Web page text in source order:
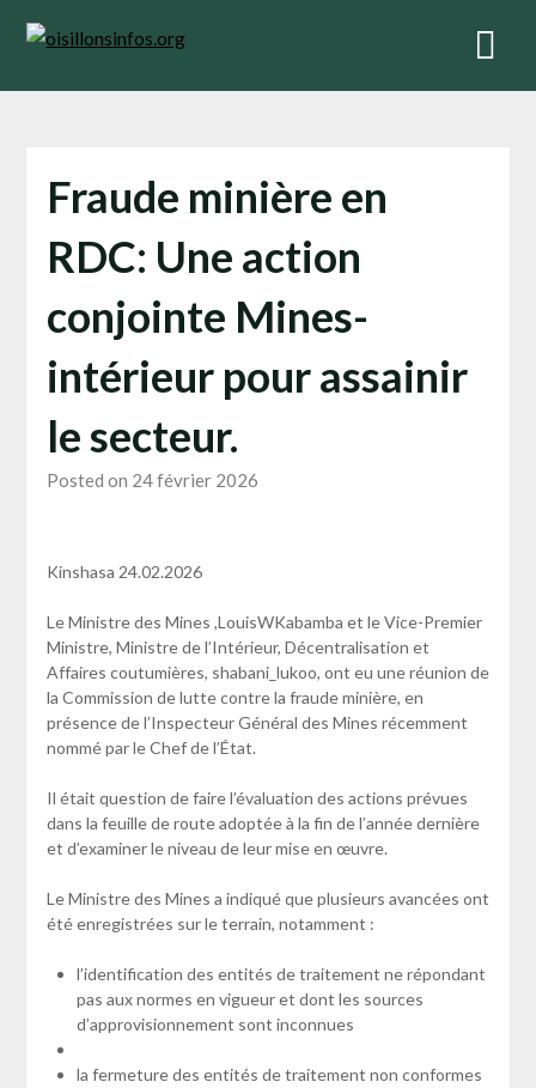
Fraude minière en
RDC: Une action
conjointe Mines-
intérieur pour assainir
le secteur.
Posted on 24 février 2026
Kinshasa 24.02.2026
Le Ministre des Mines ,LouisWKabamba et le Vice-Premier
Ministre, Ministre de l’Intérieur, Décentralisation et
Affaires coutumières, shabani_lukoo, ont eu une réunion de
la Commission de lutte contre la fraude minière, en
présence de l’Inspecteur Général des Mines récemment
nommé par le Chef de l’État.
Il était question de faire l’évaluation des actions prévues
dans la feuille de route adoptée à la fin de l’année dernière
et d’examiner le niveau de leur mise en œuvre.
Le Ministre des Mines a indiqué que plusieurs avancées ont
été enregistrées sur le terrain, notamment :
l’identification des entités de traitement ne répondant
pas aux normes en vigueur et dont les sources
d’approvisionnement sont inconnues
la fermeture des entités de traitement non conformes